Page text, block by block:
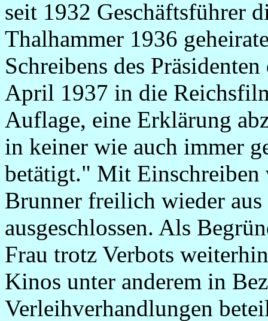
seit 1932 Geschäftsführer
Thalhammer 1936
Schreibens des
April 1937 in die
Auflage, eine Erklärung
in keiner wie auch immer
betätigt." Mit
Brunner freilich wieder
ausgeschlossen. Als
Frau trotz Verbots
Kinos unter anderem in
Verleihverhandlungen